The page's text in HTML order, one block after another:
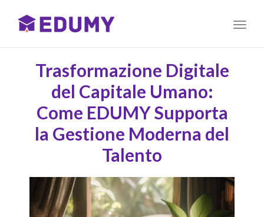
Trasformazione Digitale
del Capitale Umano:
Come EDUMY Supporta
la Gestione Moderna del
Talento